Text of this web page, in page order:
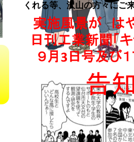
くれる等、沢山の方々にご